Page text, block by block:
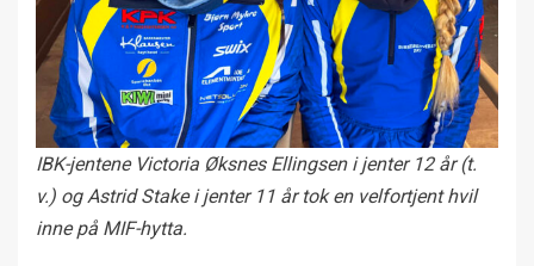
IBK-jentene Victoria Øksnes Ellingsen i jenter 12 år (t.
v.) og Astrid Stake i jenter 11 år tok en velfortjent hvil
inne på MIF-hytta.